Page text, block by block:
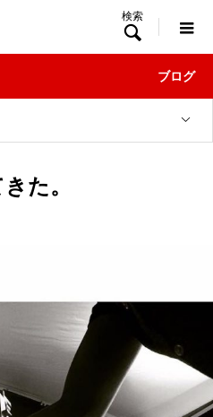

ブログ
た。